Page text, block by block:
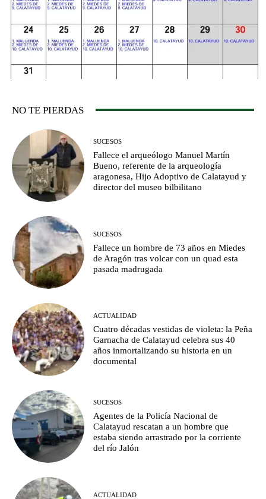
NO TE PIERDAS
SUCESOS
Fallece el arqueólogo Manuel Martín
Bueno, referente de la arqueología
aragonesa, Hijo Adoptivo de Calatayud y
director del museo bilbilitano
SUCESOS
Fallece un hombre de 73 años en Miedes
de Aragón tras volcar con un quad esta
pasada madrugada
ACTUALIDAD
Cuatro décadas vestidas de violeta: la Peña
Garnacha de Calatayud celebra sus 40
años inmortalizando su historia en un
documental
SUCESOS
Agentes de la Policía Nacional de
Calatayud rescatan a un hombre que
estaba siendo arrastrado por la corriente
del río Jalón
ACTUALIDAD